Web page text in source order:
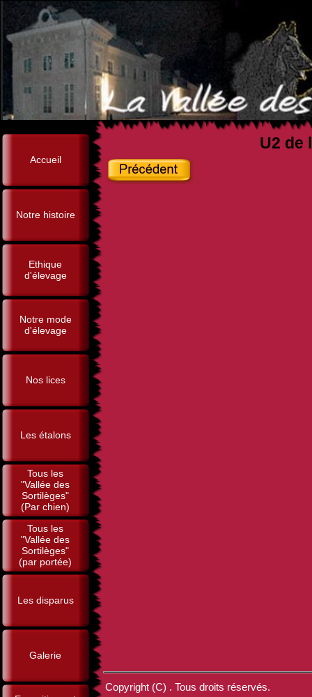
Accueil
Notre histoire
Ethique
d'élevage
Notre mode
d'élevage
Nos lices
Les étalons
Tous les
"Vallée des
Sortilèges"
(Par chien)
Tous les
"Vallée des
Sortilèges"
(par portée)
Les disparus
Galerie
U2 de
Copyright (C) . Tous droits réservés.